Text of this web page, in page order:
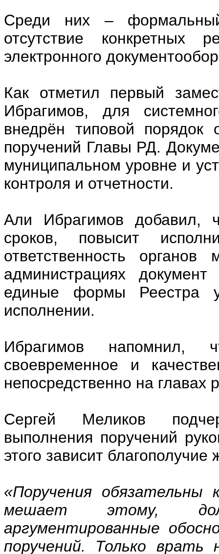
Среди них –
отсутствие конкретных
электронного
Как отметил первый
Ибрагимов, для
внедрён типовой порядок
поручений Главы РД.
муниципальном уровне и
контроля и отчетности.
Али Ибрагимов добавил,
сроков, повысит
ответственность
администрациях
единые формы Реестра
исполнении.
Ибрагимов напомнил,
своевременное и
непосредственно на главах
Сергей Меликов
выполнения поручений
этого зависит благополучие
«Поручения
мешает этому,
аргументированные
поручений. Только